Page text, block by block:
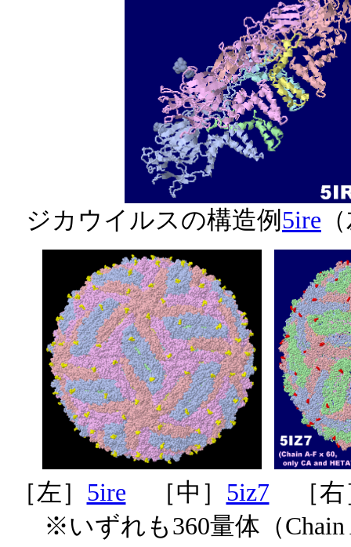
ジカウイルスの構造例 5ire
［左］ 5ire ［中］ 5iz7 ［右
※いずれも360量体（Chain